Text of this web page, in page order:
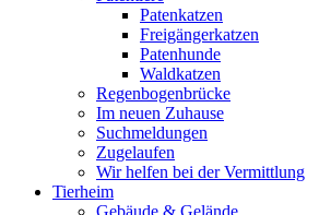
Patenkatzen
Freigängerkatzen
Patenhunde
Waldkatzen
Regenbogenbrücke
Im neuen Zuhause
Suchmeldungen
Zugelaufen
Wir helfen bei der Vermittlung
Tierheim
Gebäude & Gelände